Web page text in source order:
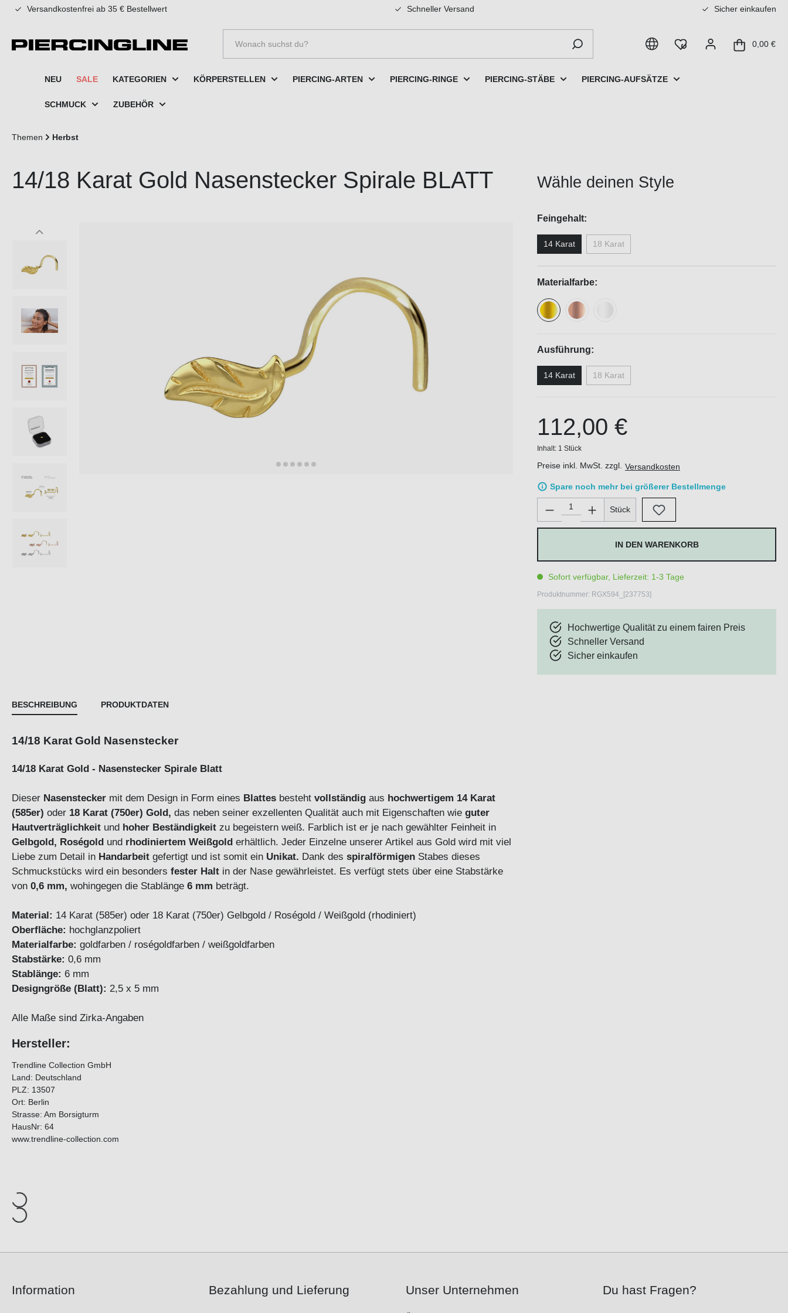
springen Zur Hauptnavigation springen
Versandkostenfrei ab 35 € Bestellwert Schneller Versand Sicher einkaufen
0,00 €
NEU SALE KATEGORIEN KÖRPERSTELLEN PIERCING-ARTEN PIERCING-RINGE PIERCING-STÄBE PIERCING-AUFSÄTZE
SCHMUCK ZUBEHÖR
Themen Herbst
14/18 Karat Gold Nasenstecker Spirale BLATT Wähle deinen Style
Feingehalt:
14 Karat 18 Karat
Materialfarbe:
Ausführung:
14 Karat 18 Karat
112,00 €
Inhalt: 1 Stück
Preise inkl. MwSt. zzgl. Versandkosten
Spare noch mehr bei größerer Bestellmenge
Produkt Anzahl: Gib den gewünschten Wert ein oder
Stück
IN DEN WARENKORB
Sofort verfügbar, Lieferzeit: 1-3 Tage
Produktnummer: RGX594_[237753]
Hochwertige Qualität zu einem fairen Preis
Schneller Versand
Sicher einkaufen
BESCHREIBUNG PRODUKTDATEN
14/18 Karat Gold Nasenstecker
14/18 Karat Gold - Nasenstecker Spirale Blatt
Dieser Nasenstecker mit dem Design in Form eines Blattes besteht vollständig aus hochwertigem 14 Karat
(585er) oder 18 Karat (750er) Gold, das neben seiner exzellenten Qualität auch mit Eigenschaften wie guter
Hautverträglichkeit und hoher Beständigkeit zu begeistern weiß. Farblich ist er je nach gewählter Feinheit in
Gelbgold, Roségold und rhodiniertem Weißgold erhältlich. Jeder Einzelne unserer Artikel aus Gold wird mit viel
Liebe zum Detail in Handarbeit gefertigt und ist somit ein Unikat. Dank des spiralförmigen Stabes dieses
Schmuckstücks wird ein besonders fester Halt in der Nase gewährleistet. Es verfügt stets über eine Stabstärke
von 0,6 mm, wohingegen die Stablänge 6 mm beträgt.
Material: 14 Karat (585er) oder 18 Karat (750er) Gelbgold / Roségold / Weißgold (rhodiniert)
Oberfläche: hochglanzpoliert
Materialfarbe: goldfarben / roségoldfarben / weißgoldfarben
Stabstärke: 0,6 mm
Stablänge: 6 mm
Designgröße (Blatt): 2,5 x 5 mm
Alle Maße sind Zirka-Angaben
Hersteller:
Trendline Collection GmbH
Land: Deutschland
PLZ: 13507
Ort: Berlin
Strasse: Am Borsigturm
HausNr: 64
www.trendline-collection.com
Information Bezahlung und Lieferung Unser Unternehmen Du hast Fragen?